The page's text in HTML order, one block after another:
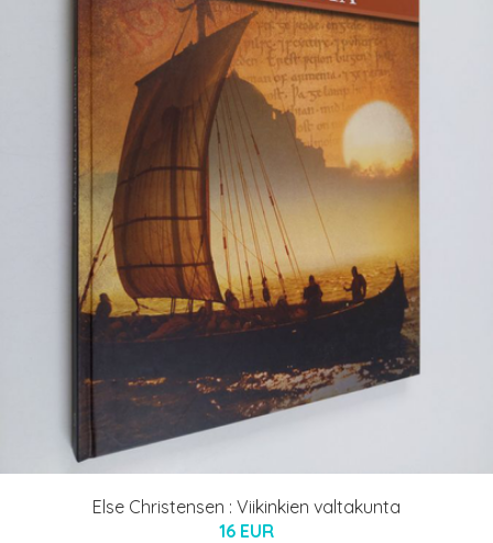
Else Christensen : Viikinkien valtakunta
16 EUR